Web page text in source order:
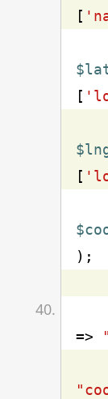
[
[
[
=>